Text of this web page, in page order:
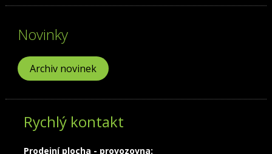
Novinky
Archiv novinek
Rychlý kontakt
Prodejní plocha - provozovna: